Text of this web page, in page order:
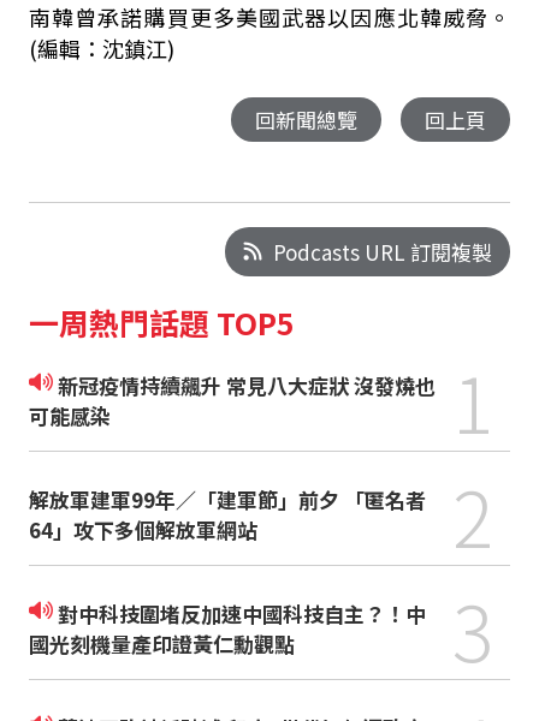
南韓曾承諾購買更多美國武器以因應北韓威脅。
(編輯：沈鎮江)
回新聞總覽 回上頁
Podcasts URL 訂閱複製
一周熱門話題 TOP5
新冠疫情持續飆升 常見八大症狀 沒發燒也
可能感染
1
解放軍建軍99年／「建軍節」前夕 「匿名者
64」攻下多個解放軍網站
2
對中科技圍堵反加速中國科技自主？！中
國光刻機量產印證黃仁勳觀點
3